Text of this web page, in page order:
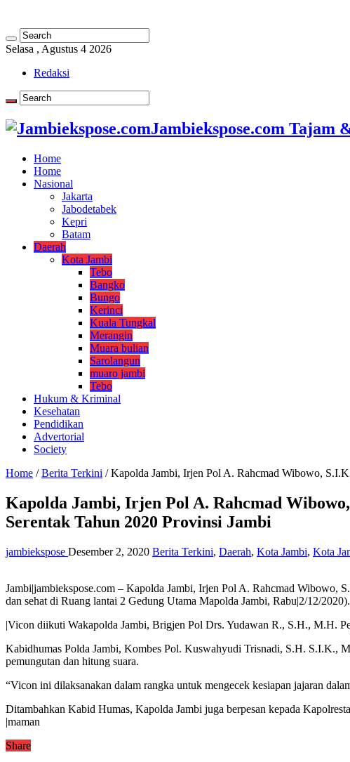
Selasa , Agustus 4 2026
Redaksi
Jambiekspose.com Tajam
Home
Home
Nasional
Jakarta
Jabodetabek
Kepri
Batam
Daerah
Kota Jambi
Tebo
Bangko
Bungo
Kerinci
Kuala Tungkal
Merangin
Muara bulian
Sarolangun
muaro jambi
Tebo
Hukum & Kriminal
Kesehatan
Pendidikan
Advertorial
Society
Home / Berita Terkini / Kapolda Jambi, Irjen Pol A. Rahcmad Wibowo,
Kapolda Jambi, Irjen Pol A. Rahcmad
Serentak Tahun 2020 Provinsi Jambi
jambiekspose Desember 2, 2020 Berita Terkini, Daerah, Kota Jambi, Kota
Jambi|jambiekspose.com – Kapolda Jambi, Irjen Pol A. Rahcmad Wibowo,
dan sehat di Ruang lantai 2 Gedung Utama Mapolda Jambi, Rabu|2/12/2020).
|Vicon diikuti Wakapolda Jambi, Brigjen Pol Drs. Yudawan R., S.H., M.H.
Kabidhumas Polda Jambi, Kombes Pol. Kuswahyudi Trisnadi, S.H. S.I.K.,
pemungutan dan hitung suara.
“Vicon ini dilaksanakan dalam rangka untuk mengecek kesiapan jajaran
Ditambahkan Kabid Humas, Kapolda Jambi juga berpesan kepada
|maman
Share